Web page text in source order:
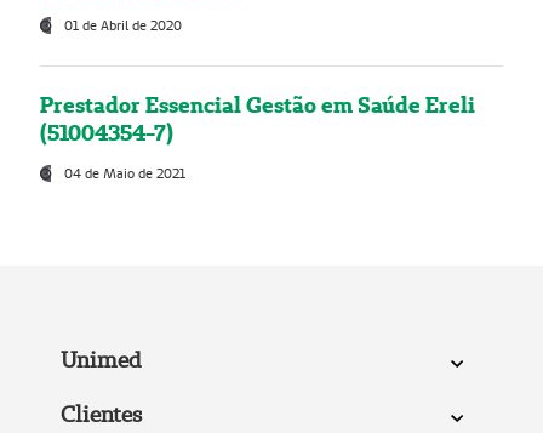
01 de Abril de 2020
Prestador Essencial Gestão em Saúde Ereli
(51004354-7)
04 de Maio de 2021
Unimed
Clientes